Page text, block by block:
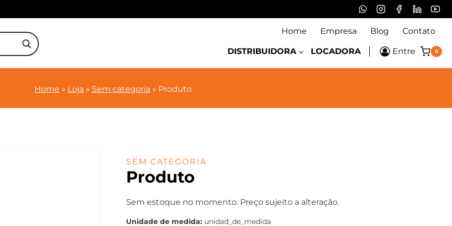
Home Empresa Blog Contato
DISTRIBUIDORA LOCADORA Entre 0
Home » Loja » Sem categoria » Produto
SEM CATEGORIA
Produto
Sem estoque no momento. Preço sujeito a alteração.
Unidade de medida:unidad_de_medida